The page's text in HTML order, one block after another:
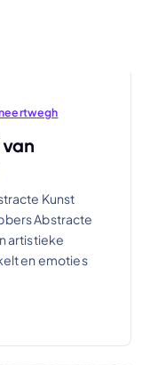
Kunst
Abstracte
artistieke
en emoties